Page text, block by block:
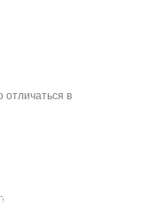
отличаться в